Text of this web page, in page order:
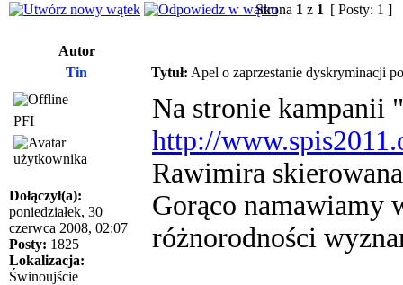
Strona 1 z 1 [ Posty: 1 ]
Autor
Tin
Tytuł: Apel o zaprzestanie dyskryminacji
PFI
Dołączył(a):
poniedziałek, 30
czerwca 2008, 02:07
Posty: 1825
Lokalizacja:
Świnoujście
Na stronie kampanii
http://
Rawimira
Gorąco namawiamy
różnorodności